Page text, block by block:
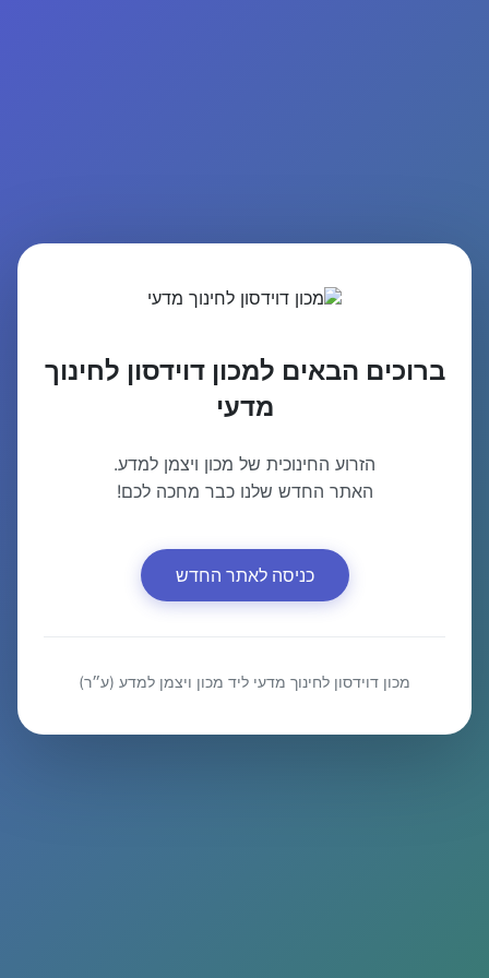
ברוכים הבאים למכון דוידסון לחינוך
מדעי
הזרוע החינוכית של מכון ויצמן למדע.
האתר החדש שלנו כבר מחכה לכם!
כניסה לאתר החדש
מכון דוידסון לחינוך מדעי ליד מכון ויצמן למדע (ע״ר)